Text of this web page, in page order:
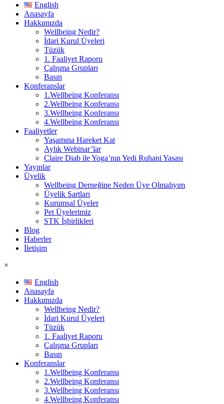
English
Anasayfa
Hakkımızda
Wellbeing Nedir?
İdari Kurul Üyeleri
Tüzük
1. Faaliyet Raporu
Çalışma Grupları
Basın
Konferanslar
1.Wellbeing Konferansı
2.Wellbeing Konferansı
3.Wellbeing Konferansı
4.Wellbeing Konferansı
Faaliyetler
Yaşamına Hareket Kat
Aylık Webinar’lar
Claire Diab ile Yoga’nın Yedi Ruhani Yasası
Yayınlar
Üyelik
Wellbeing Derneğine Neden Üye Olmalıyım
Üyelik Şartları
Kurumsal Üyeler
Pet Üyelerimiz
STK İşbirlikleri
Blog
Haberler
İletişim
×
English
Anasayfa
Hakkımızda
Wellbeing Nedir?
İdari Kurul Üyeleri
Tüzük
1. Faaliyet Raporu
Çalışma Grupları
Basın
Konferanslar
1.Wellbeing Konferansı
2.Wellbeing Konferansı
3.Wellbeing Konferansı
4.Wellbeing Konferansı